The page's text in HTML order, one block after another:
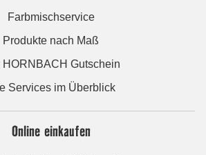
Farbmischservice
Produkte nach Maß
HORNBACH Gutschein
Services im Überblick
Online einkaufen